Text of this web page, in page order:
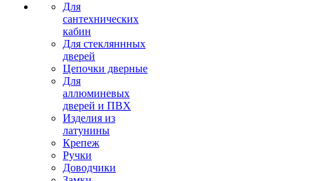
Для
сантехнических
кабин
Для стекляннных
дверей
Цепочки дверные
Для
аллюминевых
дверей и ПВХ
Изделия из
латунины
Крепеж
Ручки
Доводчики